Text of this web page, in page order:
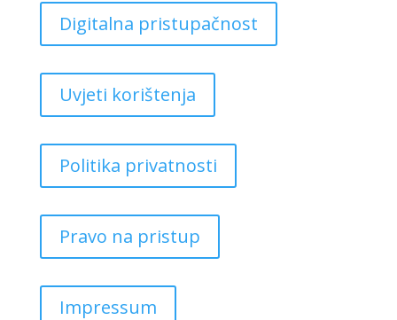
Digitalna pristupačnost
Uvjeti korištenja
Politika privatnosti
Pravo na pristup
Impressum